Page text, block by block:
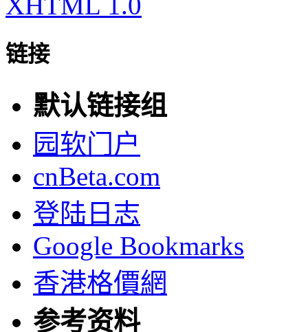
链接
默认链接组
园软门户
cnBeta.com
登陆日志
Google Bookmarks
香港格價網
参考资料